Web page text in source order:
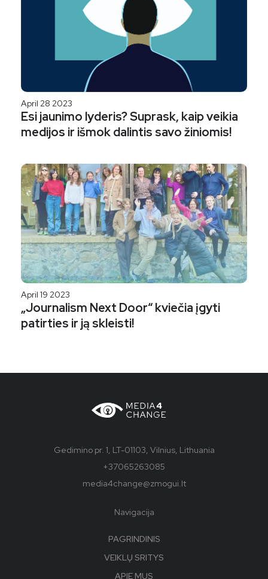
April 28 2023
Esi jaunimo lyderis? Suprask, kaip veikia
medijos ir išmok dalintis savo žiniomis!
April 19 2023
„Journalism Next Door“ kviečia įgyti
patirties ir ją skleisti!
Gedimino pr. 1, LT-01103, Vilnius, Lithuania
+37065263085
media4change@zmogui.lt
Navigacija
PAGRINDINIS
VEIKLŲ SRITYS
APIE MUS